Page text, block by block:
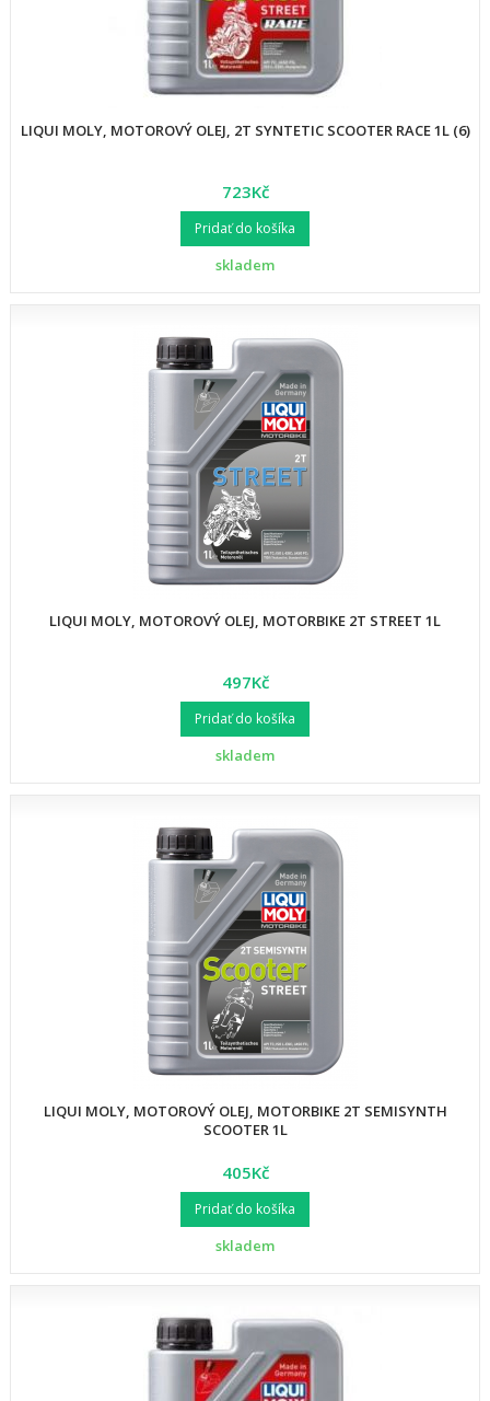
LIQUI MOLY, MOTOROVÝ OLEJ, 2T SYNTETIC SCOOTER RACE 1L (6)
723Kč
Pridať do košíka
skladem
LIQUI MOLY, MOTOROVÝ OLEJ, MOTORBIKE 2T STREET 1L
497Kč
Pridať do košíka
skladem
LIQUI MOLY, MOTOROVÝ OLEJ, MOTORBIKE 2T SEMISYNTH
SCOOTER 1L
405Kč
Pridať do košíka
skladem